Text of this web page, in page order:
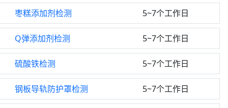
枣糕添加剂检测 5~7个工作日
Q弹添加剂检测 5~7个工作日
硫酸铁检测 5~7个工作日
钢板导轨防护罩检测 5~7个工作日